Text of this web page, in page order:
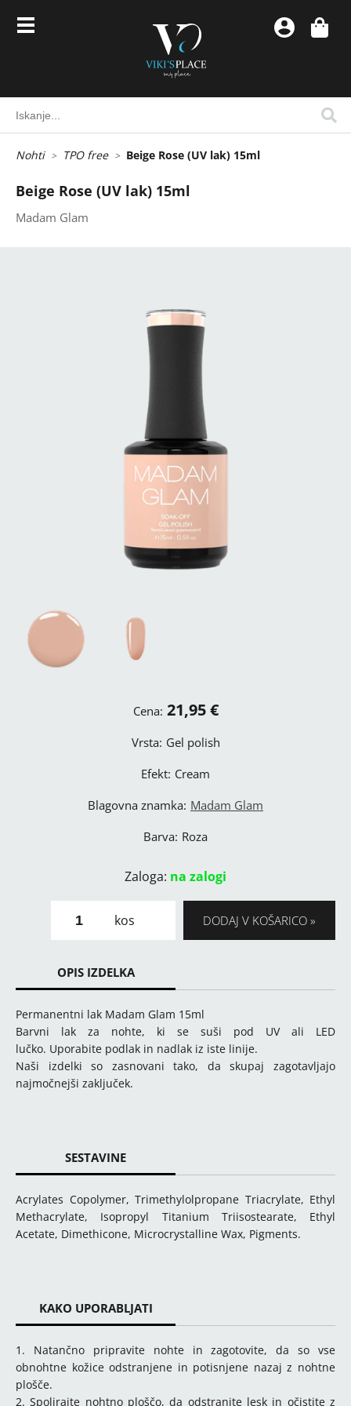
Nohti TPO free Beige Rose (UV lak) 15ml
Beige Rose (UV lak) 15ml
Madam Glam
Cena: 21,95 €
Vrsta: Gel polish
Efekt: Cream
Blagovna znamka: Madam Glam
Barva: Roza
Zaloga: na zalogi
DODAJ V KOŠARICO
kos
OPIS IZDELKA
Permanentni lak Madam Glam 15ml
Barvni lak za nohte, ki se suši pod UV ali LED
lučko. Uporabite podlak in nadlak iz iste linije.
Naši izdelki so zasnovani tako, da skupaj zagotavljajo
najmočnejši zaključek.
SESTAVINE
Acrylates Copolymer, Trimethylolpropane Triacrylate, Ethyl
Methacrylate, Isopropyl Titanium Triisostearate, Ethyl
Acetate, Dimethicone, Microcrystalline Wax, Pigments.
KAKO UPORABLJATI
1. Natančno pripravite nohte in zagotovite, da so vse
obnohtne kožice odstranjene in potisnjene nazaj z nohtne
plošče.
2. Spolirajte nohtno ploščo, da odstranite lesk in očistite z